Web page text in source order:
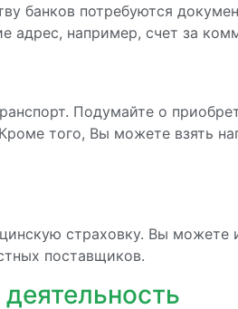
банков потребуются
например, счет за
Подумайте о
того, Вы можете взять
страховку. Вы можете
поставщиков.